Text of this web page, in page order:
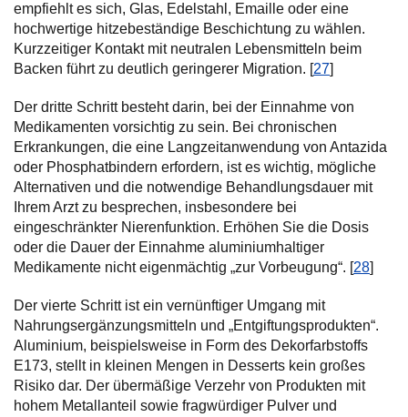
empfiehlt es sich, Glas, Edelstahl, Emaille oder eine
hochwertige hitzebeständige Beschichtung zu wählen.
Kurzzeitiger Kontakt mit neutralen Lebensmitteln beim
Backen führt zu deutlich geringerer Migration. [27]
Der dritte Schritt besteht darin, bei der Einnahme von
Medikamenten vorsichtig zu sein. Bei chronischen
Erkrankungen, die eine Langzeitanwendung von Antazida
oder Phosphatbindern erfordern, ist es wichtig, mögliche
Alternativen und die notwendige Behandlungsdauer mit
Ihrem Arzt zu besprechen, insbesondere bei
eingeschränkter Nierenfunktion. Erhöhen Sie die Dosis
oder die Dauer der Einnahme aluminiumhaltiger
Medikamente nicht eigenmächtig „zur Vorbeugung“. [28]
Der vierte Schritt ist ein vernünftiger Umgang mit
Nahrungsergänzungsmitteln und „Entgiftungsprodukten“.
Aluminium, beispielsweise in Form des Dekorfarbstoffs
E173, stellt in kleinen Mengen in Desserts kein großes
Risiko dar. Der übermäßige Verzehr von Produkten mit
hohem Metallanteil sowie fragwürdiger Pulver und